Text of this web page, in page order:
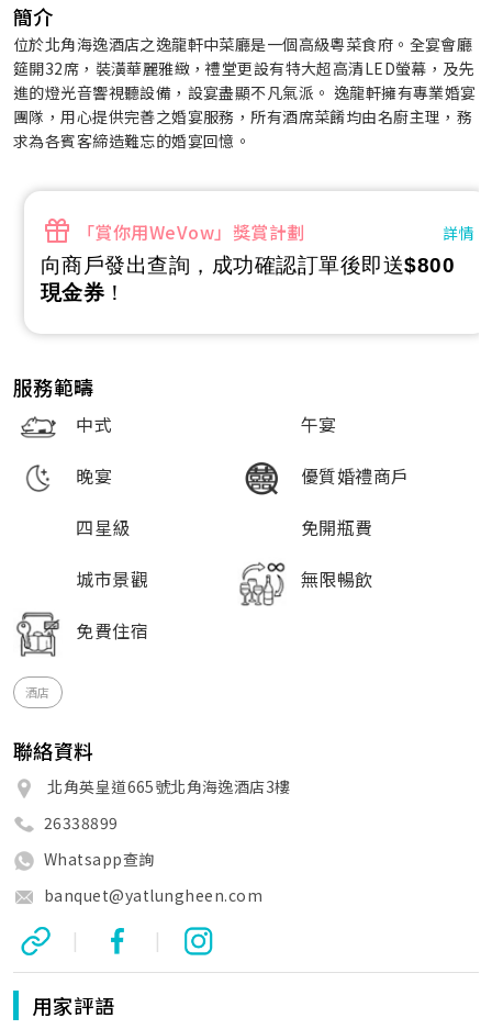
簡介
位於北角海逸酒店之逸龍軒中菜廳是一個高級粵菜食府。全宴會廳
筵開32席，裝潢華麗雅緻，禮堂更設有特大超高清LED螢幕，及先
進的燈光音響視聽設備，設宴盡顯不凡氣派。 逸龍軒擁有專業婚宴
團隊，用心提供完善之婚宴服務，所有酒席菜餚均由名廚主理，務
求為各賓客締造難忘的婚宴回憶。
「賞你用WeVow」獎賞計劃 詳情
向商戶發出查詢，成功確認訂單後即送$800
現金券 ！
服務範疇
中式
午宴
晚宴
優質婚禮商戶
四星級
免開瓶費
城市景觀
無限暢飲
免費住宿
酒店
聯絡資料
北角英皇道665號北角海逸酒店3樓
26338899
Whatsapp查詢
banquet@yatlungheen.com
| |
用家評語